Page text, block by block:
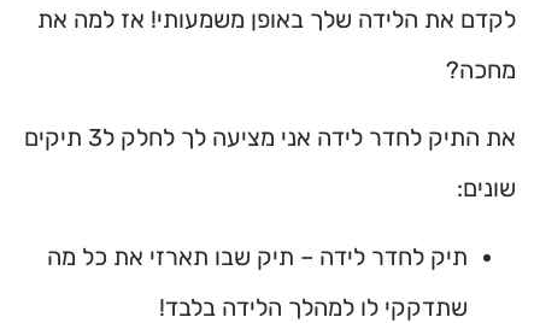
לקדם את הלידה שלך באופן משמעותי! אז למה את
מחכה?
את התיק לחדר לידה אני מציעה לך לחלק ל3 תיקים
שונים:
תיק לחדר לידה – תיק שבו תארזי את כל מה
שתדקקי לו למהלך הלידה בלבד!